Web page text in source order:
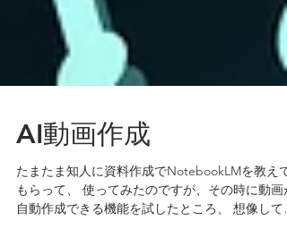
AI動画作成
たまたま知人に資料作成でNotebookLMを教えて
もらって、 使ってみたのですが、その時に動画が